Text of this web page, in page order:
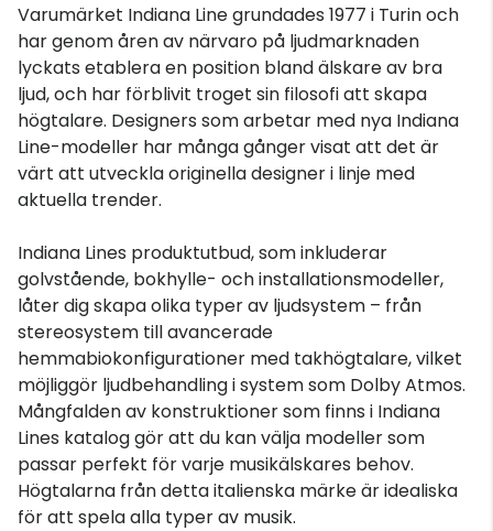
Varumärket Indiana Line grundades 1977 i Turin och
har genom åren av närvaro på ljudmarknaden
lyckats etablera en position bland älskare av bra
ljud, och har förblivit troget sin filosofi att skapa
högtalare. Designers som arbetar med nya Indiana
Line-modeller har många gånger visat att det är
värt att utveckla originella designer i linje med
aktuella trender.
Indiana Lines produktutbud, som inkluderar
golvstående, bokhylle- och installationsmodeller,
låter dig skapa olika typer av ljudsystem – från
stereosystem till avancerade
hemmabiokonfigurationer med takhögtalare, vilket
möjliggör ljudbehandling i system som Dolby Atmos.
Mångfalden av konstruktioner som finns i Indiana
Lines katalog gör att du kan välja modeller som
passar perfekt för varje musikälskares behov.
Högtalarna från detta italienska märke är idealiska
för att spela alla typer av musik.